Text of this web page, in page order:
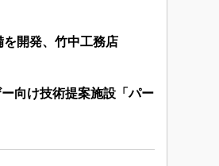
開発、竹中工務店
向け技術提案施設「パー